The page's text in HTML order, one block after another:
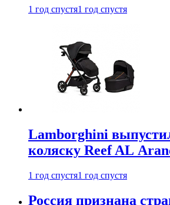
1 год спустя1 год спустя
Lamborghini
коляску Reef AL
1 год спустя1 год спустя
Россия признана